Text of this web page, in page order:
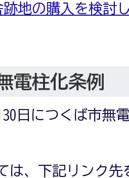
地の購入を検討
電柱化条例
日につくば市無
は、下記リンク先